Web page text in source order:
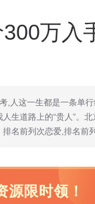
万入
,人这一生都是一条单
生道路上的“贵人”。
名前列次恋爱,排名前列
源限时领！